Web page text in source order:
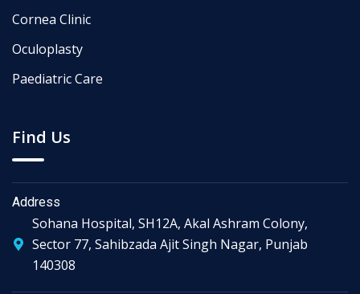
Cornea Clinic
Oculoplasty
Paediatric Care
Find Us
Address
Sohana Hospital, SH12A, Akal Ashram Colony,
Sector 77, Sahibzada Ajit Singh Nagar, Punjab
140308